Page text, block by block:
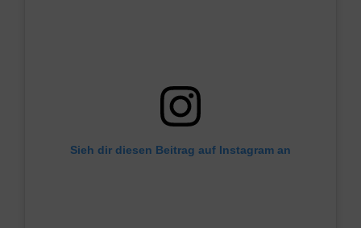
Sieh dir diesen Beitrag auf Instagram an